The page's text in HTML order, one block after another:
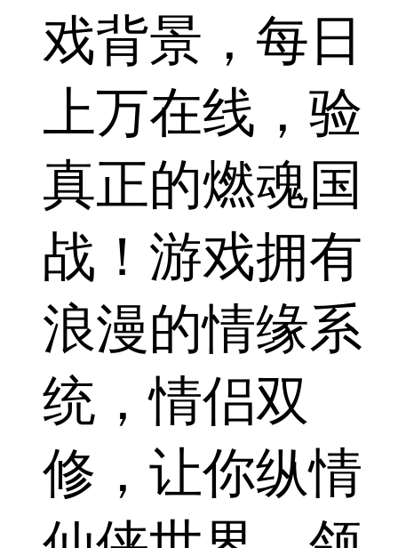
戏背景，每日
上万在线，验
真正的燃魂国
战！游戏拥有
浪漫的情缘系
统，情侣双
修，让你纵情